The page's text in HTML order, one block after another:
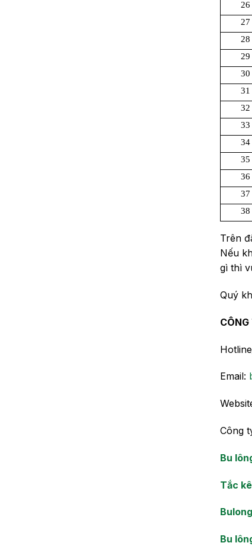
26
27
28
29
30
31
32
33
34
35
36
37
38
Trên
Nếu
gì thì
Quý
Email:
Công
Bu
Tắc
Bu